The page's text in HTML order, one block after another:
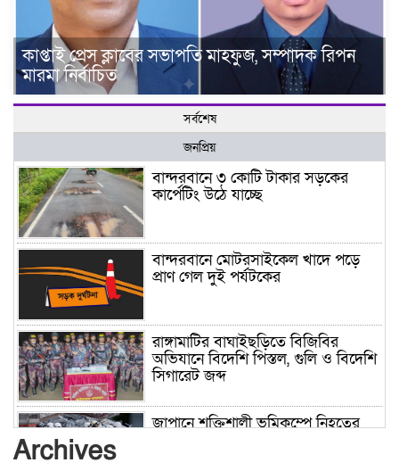
কাপ্তাই প্রেস ক্লাবের সভাপতি মাহফুজ, সম্পাদক রিপন
মারমা নির্বাচিত
সর্বশেষ
জনপ্রিয়
বান্দরবানে ৩ কোটি টাকার সড়কের
কার্পেটিং উঠে যাচ্ছে
বান্দরবানে মোটরসাইকেল খাদে পড়ে
প্রাণ গেল দুই পর্যটকের
রাঙ্গামাটির বাঘাইছড়িতে বিজিবির
অভিযানে বিদেশি পিস্তল, গুলি ও বিদেশি
সিগারেট জব্দ
জাপানে শক্তিশালী ভূমিকম্পে নিহতের
Archives